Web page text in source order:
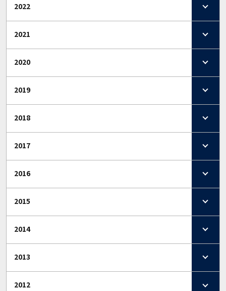
2022
2021
2020
2019
2018
2017
2016
2015
2014
2013
2012